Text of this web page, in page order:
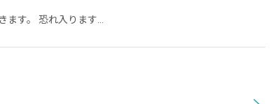
す。 恐れ入ります…